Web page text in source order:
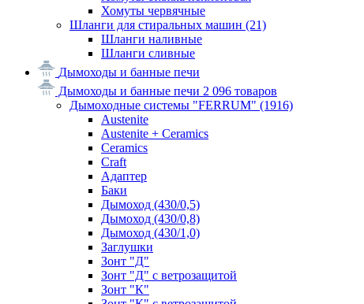
Хомуты червячные
Шланги для стиральных машин (21)
Шланги наливные
Шланги сливные
Дымоходы и банные печи
Дымоходы и банные печи 2 096 товаров
Дымоходные системы "FERRUM" (1916)
Austenite
Austenite + Ceramics
Ceramics
Craft
Адаптер
Баки
Дымоход (430/0,5)
Дымоход (430/0,8)
Дымоход (430/1,0)
Заглушки
Зонт "Д"
Зонт "Д" с ветрозащитой
Зонт "К"